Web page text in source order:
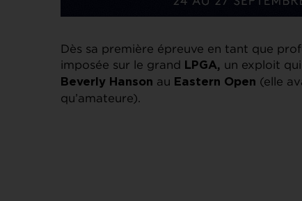
Dès sa première épreuve en tant que
imposée sur le grand LPGA, un exploit
Beverly Hanson au Eastern Open (elle
qu’amateure).